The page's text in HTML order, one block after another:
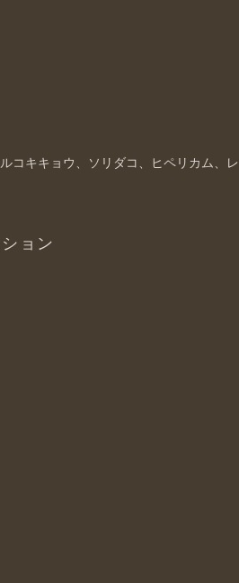
コキキョウ、ソリダコ、ヒペリカム、レ
ョン